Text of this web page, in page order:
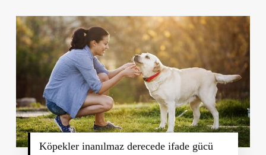
Köpekler inanılmaz derecede ifade gücü